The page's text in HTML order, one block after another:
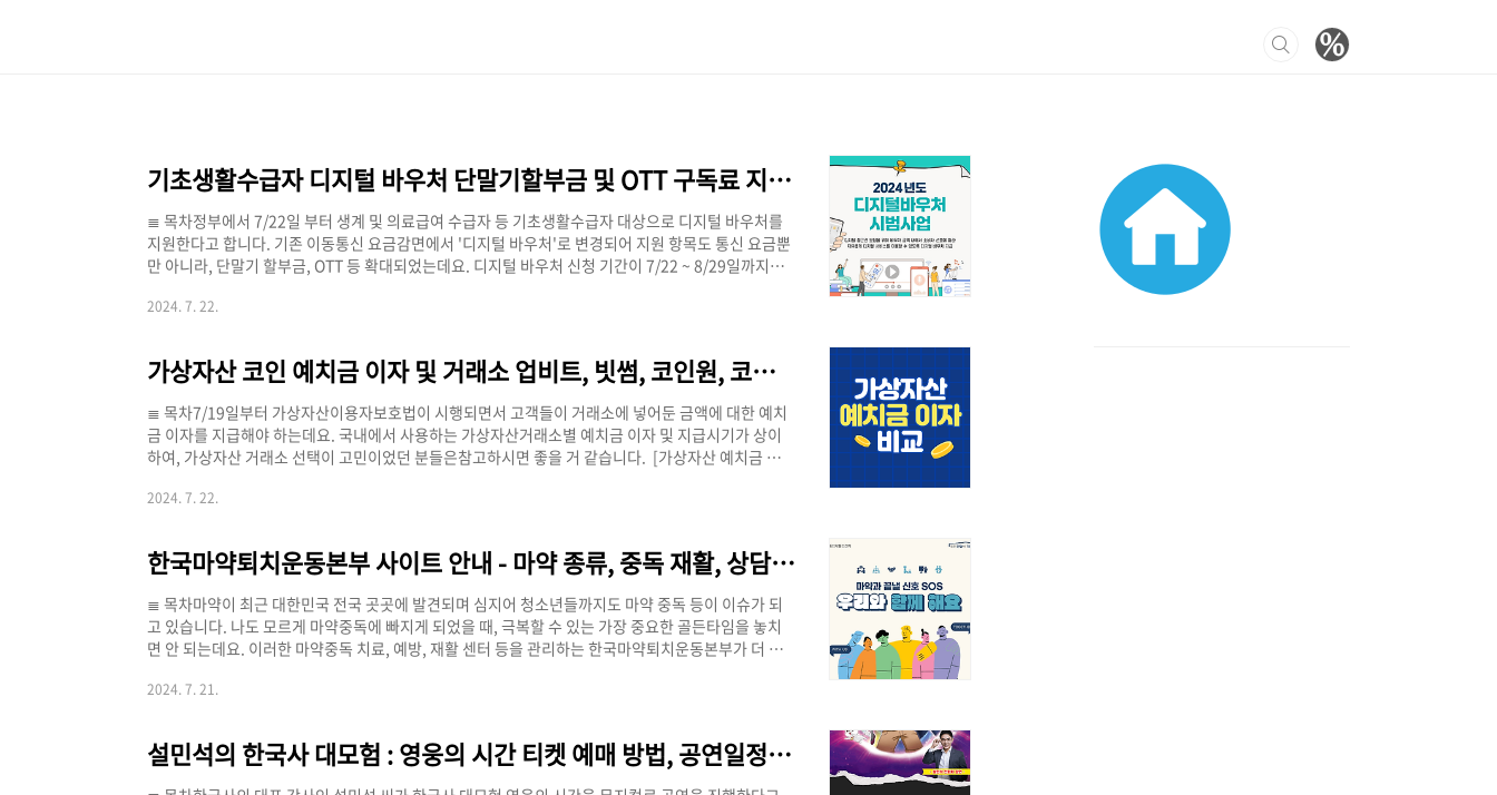
기초생활수급자 디지털 바우처 단말기할부금 및 OTT 구독료 지원 금액, 신청 기간, 신청 대상 방법 총 정리
≣ 목차정부에서 7/22일 부터 생계 및 의료급여 수급자 등 기초생활수급자 대상으로 디지털 바우처를
지원한다고 합니다. 기존 이동통신 요금감면에서 '디지털 바우처'로 변경되어 지원 항목도 통신 요금뿐
만 아니라, 단말기 할부금, OTT 등 확대되었는데요. 디지털 바우처 신청 기간이 7/22 ~ 8/29일까지로
7/22 ~ 8/29 까지신청 대상이동통신 3사로부터 통신요금 감면을 받고 있는 기초생활수급자(생계/의
원받기 위해선 우체국 BC 체크카드 필수 소지 우체국 BC 체크카드 개설하러 가기 >> ..
2024. 7. 22.
가상자산 코인 예치금 이자 및 거래소 업비트, 빗썸, 코인원, 코빗 알아보기
≣ 목차7/19일부터 가상자산이용자보호법이 시행되면서 고객들이 거래소에 넣어둔 금액에 대한 예치
금 이자를 지급해야 하는데요. 국내에서 사용하는 가상자산거래소별 예치금 이자 및 지급시기가 상이
하여, 가상자산 거래소 선택이 고민이었던 분들은참고하시면 좋을 거 같습니다. [가상자산 예치금 이자
7, 10월) 익월2024년 7월 19일빗썸2.2%(세전)첫 지급 10월 10일(별도 공지 예정)코인원1.0%(세전)
기 >> 빗썸 바로가기 >> 코인원 바로가기 >> 코빗 바로가기 >> 가상..
2024. 7. 22.
한국마약퇴치운동본부 사이트 안내 - 마약 종류, 중독 재활, 상담, 교육, 위치 등
≣ 목차마약이 최근 대한민국 전국 곳곳에 발견되며 심지어 청소년들까지도 마약 중독 등이 이슈가 되
고 있습니다. 나도 모르게 마약중독에 빠지게 되었을 때, 극복할 수 있는 가장 중요한 골든타임을 놓치
면 안 되는데요. 이러한 마약중독 치료, 예방, 재활 센터 등을 관리하는 한국마약퇴치운동본부가 더 많
사이트 안내 요약]구분요약 내용마약 종류총 3,410건중독재활 센터4개 센터 운영예방 교육온라인, 오
> 한국마약퇴치운동본부 - 마약종류 한국마약퇴치운동본부에서 안내하는 마약류와 임시마약류에 대
해 알 수 있는데요...
2024. 7. 21.
설민석의 한국사 대모험 : 영웅의 시간 티켓 예매 방법, 공연일정, 가격 할인, 주차, 좌석 총 정리!